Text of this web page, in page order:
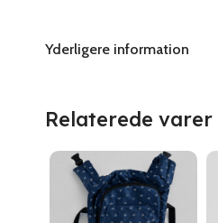
Yderligere information
Relaterede varer